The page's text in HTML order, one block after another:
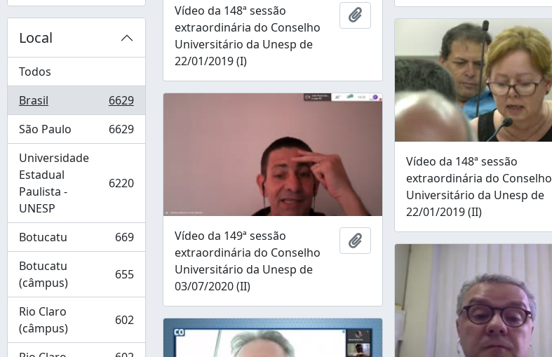
Local
Todos
Brasil
, 6629 resultados6629
São Paulo
, 6629 resultados 6629
Universidade
Estadual
Paulista -
UNESP
, 6220 resultados 6220
Botucatu
, 669 resultados
669
Botucatu
(câmpus)
, 655 resultados 655
Rio Claro
(câmpus)
, 602 resultados 602
Vídeo da 148ª sessão
extraordinária do Conselho
Universitário da Unesp de
22/01/2019 (I)
Adicionar à área de transferência
Vídeo da 148ª sessão
extraordinária do Conselho
Universitário da Unesp de
22/01/2019 (II)
Vídeo da 149ª sessão
extraordinária do Conselho
Universitário da Unesp de
03/07/2020 (II)
Adicionar à área de transferência